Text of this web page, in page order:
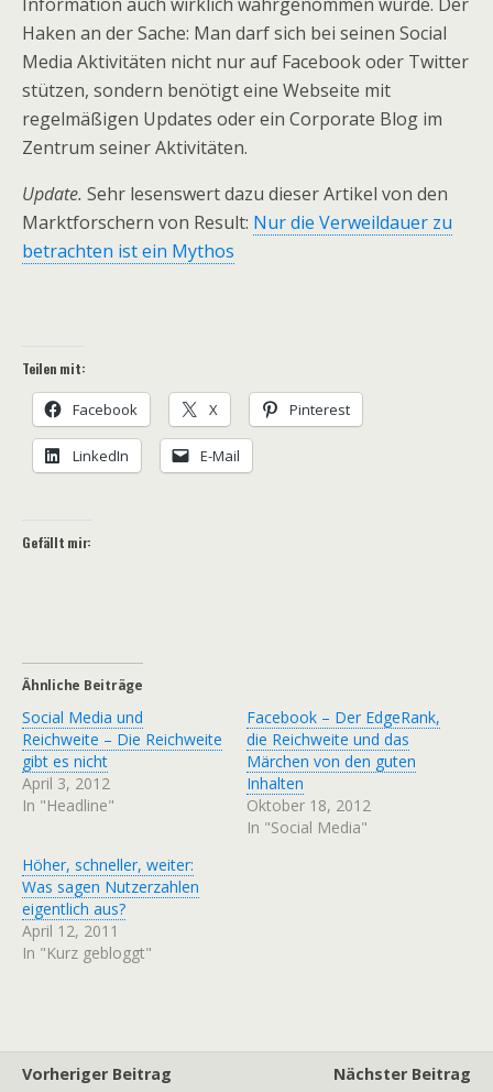
Haken an der Sache: Man darf sich bei seinen Social
Media Aktivitäten nicht nur auf Facebook oder Twitter
stützen, sondern benötigt eine Webseite mit
regelmäßigen Updates oder ein Corporate Blog im
Zentrum seiner Aktivitäten.
Update. Sehr lesenswert dazu dieser Artikel von den
Marktforschern von Result: Nur die Verweildauer zu
betrachten ist ein Mythos
Teilen mit:
Facebook X Pinterest
LinkedIn E-Mail
Gefällt mir:
Ähnliche Beiträge
Social Media und
Reichweite – Die Reichweite
gibt es nicht
April 3, 2012
In "Headline"
Facebook – Der EdgeRank,
die Reichweite und das
Märchen von den guten
Inhalten
Oktober 18, 2012
In "Social Media"
Höher, schneller, weiter:
Was sagen Nutzerzahlen
eigentlich aus?
April 12, 2011
In "Kurz gebloggt"
Vorheriger Beitrag
Nächster Beitrag